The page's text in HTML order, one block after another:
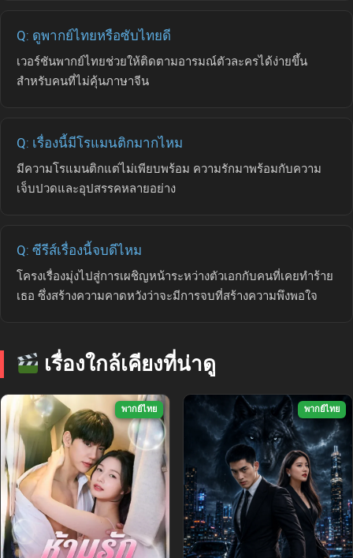
Q: ดูพากย์ไทยหรือซับไทยดี
เวอร์ชันพากย์ไทยช่วยให้ติดตามอารมณ์ตัวละครได้ง่ายขึ้น
สำหรับคนที่ไม่คุ้นภาษาจีน
Q: เรื่องนี้มีโรแมนติกมากไหม
มีความโรแมนติกแต่ไม่เพียบพร้อม ความรักมาพร้อมกับความ
เจ็บปวดและอุปสรรคหลายอย่าง
Q: ซีรีส์เรื่องนี้จบดีไหม
โครงเรื่องมุ่งไปสู่การเผชิญหน้าระหว่างตัวเอกกับคนที่เคยทำร้าย
เธอ ซึ่งสร้างความคาดหวังว่าจะมีการจบที่สร้างความพึงพอใจ
เรื่องใกล้เคียงที่น่าดู
พากย์ไทย พากย์ไทย